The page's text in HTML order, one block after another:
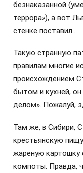
безнаказанной
террора»), а вот
стенке поставил…
Такую странную
правилам многие
происхождением
бытом и кухней,
делом». Пожалуй,
Там же, в Сибири,
крестьянскую
жареную картошку
компоты. Правда,